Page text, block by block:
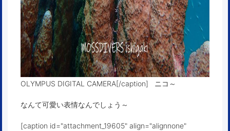
OLYMPUS DIGITAL CAMERA[/caption] ニコ～
なんて可愛い表情なんでしょう～
[caption id="attachment_19605" align="alignnone"